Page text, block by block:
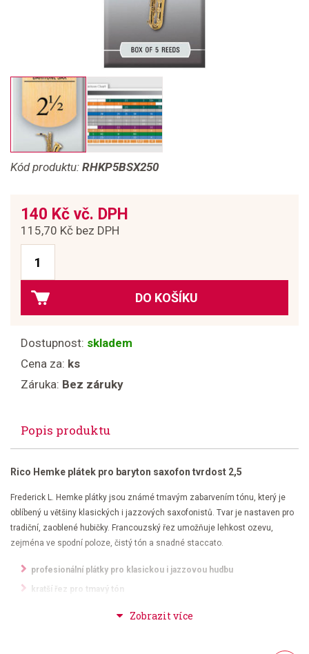
Kód produktu: RHKP5BSX250
140 Kč vč. DPH
115,70 Kč bez DPH
DO KOŠÍKU
Dostupnost: skladem
Cena za: ks
Záruka: Bez záruky
Popis produktu
Rico Hemke plátek pro baryton saxofon tvrdost 2,5
Frederick L. Hemke plátky jsou známé tmavým zabarvením tónu, který je
oblíbený u většiny klasických i jazzových saxofonistů. Tvar je nastaven pro
tradiční, zaoblené hubičky. Francouzský řez umožňuje lehkost ozevu,
zejména ve spodní poloze, čistý tón a snadné staccato.
profesionální plátky pro klasickou i jazzovou hudbu
kratší řez pro tmavý tón